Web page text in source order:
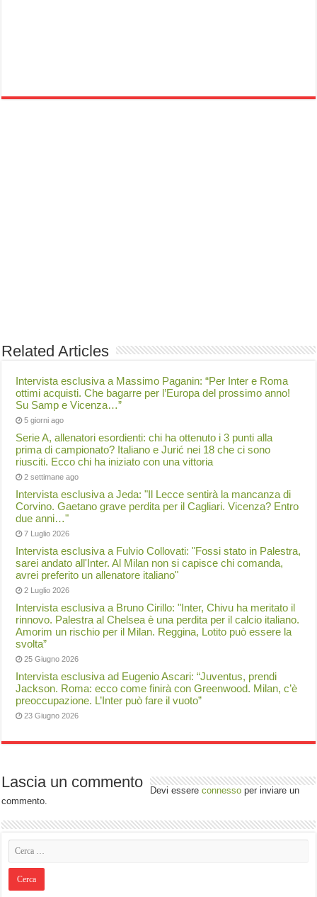
Related Articles
Intervista esclusiva a Massimo Paganin: “Per Inter e Roma
ottimi acquisti. Che bagarre per l’Europa del prossimo anno!
Su Samp e Vicenza…”
5 giorni ago
Serie A, allenatori esordienti: chi ha ottenuto i 3 punti alla
prima di campionato? Italiano e Jurić nei 18 che ci sono
riusciti. Ecco chi ha iniziato con una vittoria
2 settimane ago
Intervista esclusiva a Jeda: "Il Lecce sentirà la mancanza di
Corvino. Gaetano grave perdita per il Cagliari. Vicenza? Entro
due anni…"
7 Luglio 2026
Intervista esclusiva a Fulvio Collovati: "Fossi stato in Palestra,
sarei andato all'Inter. Al Milan non si capisce chi comanda,
avrei preferito un allenatore italiano"
2 Luglio 2026
Intervista esclusiva a Bruno Cirillo: "Inter, Chivu ha meritato il
rinnovo. Palestra al Chelsea è una perdita per il calcio italiano.
Amorim un rischio per il Milan. Reggina, Lotito può essere la
svolta”
25 Giugno 2026
Intervista esclusiva ad Eugenio Ascari: “Juventus, prendi
Jackson. Roma: ecco come finirà con Greenwood. Milan, c’è
preoccupazione. L’Inter può fare il vuoto”
23 Giugno 2026
Lascia un commento Devi essereconnesso per inviare un
commento.